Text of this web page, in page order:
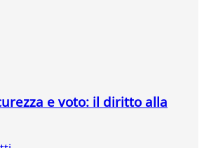
e voto: il diritto alla